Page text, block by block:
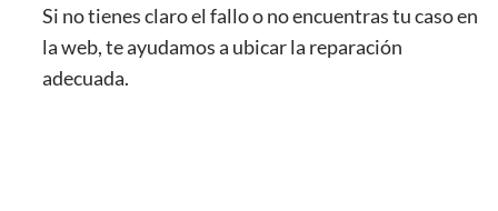
Si no tienes claro el fallo o no encuentras tu caso en
la web, te ayudamos a ubicar la reparación
adecuada.